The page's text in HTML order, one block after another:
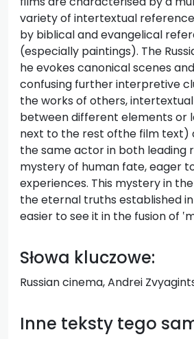
variety of intertextual
by biblical and evangelical
(especially paintings). The
he evokes canonical scenes
confusing further interpretive
the works of others,
between different elements or
next to the rest ofthe film text)
the same actor in both leading
mystery of human fate, eager
experiences. This mystery in
the eternal truths established
easier to see it in the fusion of
Słowa kluczowe:
Russian cinema, Andrei
Inne teksty tego